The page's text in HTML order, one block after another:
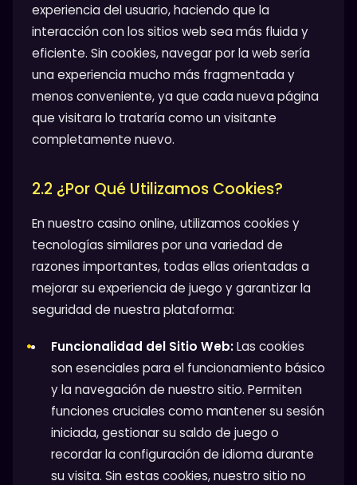
experiencia del usuario, haciendo que la
interacción con los sitios web sea más fluida y
eficiente. Sin cookies, navegar por la web sería
una experiencia mucho más fragmentada y
menos conveniente, ya que cada nueva página
que visitara lo trataría como un visitante
completamente nuevo.
2.2 ¿Por Qué Utilizamos Cookies?
En nuestro casino online, utilizamos cookies y
tecnologías similares por una variedad de
razones importantes, todas ellas orientadas a
mejorar su experiencia de juego y garantizar la
seguridad de nuestra plataforma:
Funcionalidad del Sitio Web:Las cookies
son esenciales para el funcionamiento básico
y la navegación de nuestro sitio. Permiten
funciones cruciales como mantener su sesión
iniciada, gestionar su saldo de juego o
recordar la configuración de idioma durante
su visita. Sin estas cookies, nuestro sitio no